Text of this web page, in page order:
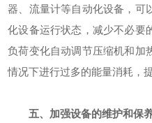
器、流量计等自动化设备，可
化设备运行状态，减少不必要
负荷变化自动调节压缩机和加
情况下进行过多的能量消耗，
五、加强设备的维护和保